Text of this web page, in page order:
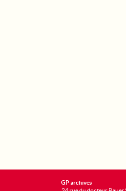
GP archives